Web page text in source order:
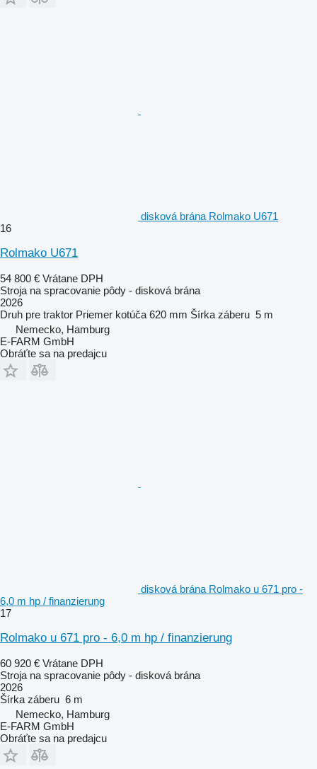
disková brána Rolmako U671
16
Rolmako U671
54 800 € Vrátane DPH
Stroja na spracovanie pôdy - disková brána
2026
Druh pre traktor Priemer kotúča 620 mm Šírka záberu 5 m
Nemecko, Hamburg
E-FARM GmbH
Obráťte sa na predajcu
disková brána Rolmako u 671 pro -
6,0 m hp / finanzierung
17
Rolmako u 671 pro - 6,0 m hp / finanzierung
60 920 € Vrátane DPH
Stroja na spracovanie pôdy - disková brána
2026
Šírka záberu 6 m
Nemecko, Hamburg
E-FARM GmbH
Obráťte sa na predajcu